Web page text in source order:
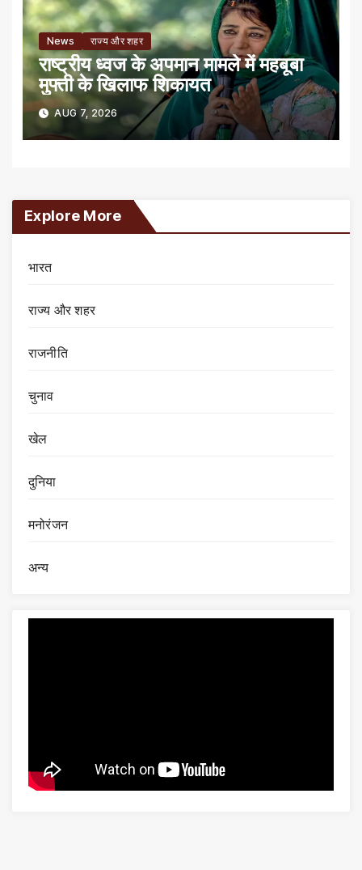
News राज्य और शहर
राष्ट्रीय ध्वज के अपमान मामले में महबूबा
मुफ्ती के खिलाफ शिकायत
AUG 7, 2026
Explore More
भारत
राज्य और शहर
राजनीति
चुनाव
खेल
दुनिया
मनोरंजन
अन्य